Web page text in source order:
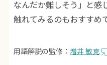
なんだか難しそう」と感
触れてみるのもおすすめ
用語解説の監修：増井 敏克